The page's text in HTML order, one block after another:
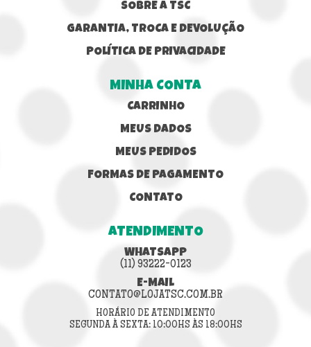
SOBRE A TSC
GARANTIA, TROCA E DEVOLUÇÃO
POLÍTICA DE PRIVACIDADE
MINHA CONTA
CARRINHO
MEUS DADOS
MEUS PEDIDOS
FORMAS DE PAGAMENTO
CONTATO
ATENDIMENTO
WHATSAPP
(11) 93222-0123
E-MAIL
CONTATO@LOJATSC.COM.BR
HORÁRIO DE ATENDIMENTO
SEGUNDA À SEXTA: 10:00HS ÀS 18:00HS